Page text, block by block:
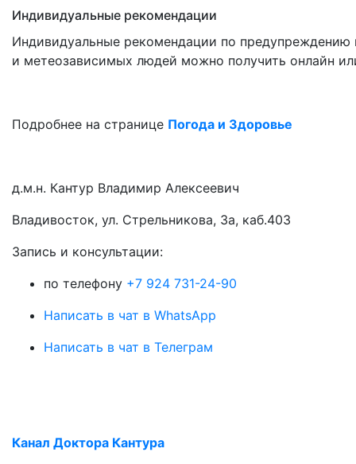
Индивидуальные рекомендации
Индивидуальные рекомендации по предупреждению
и метеозависимых людей можно получить онлайн
Подробнее на странице Погода и Здоровье
д.м.н. Кантур Владимир Алексеевич
Владивосток, ул. Стрельникова, 3а, каб.403
3апись и консультации:
по телефону +7 924 731-24-90
Написать в чат в WhatsApp
Написать в чат в Телеграм
Канал Доктора Кантура